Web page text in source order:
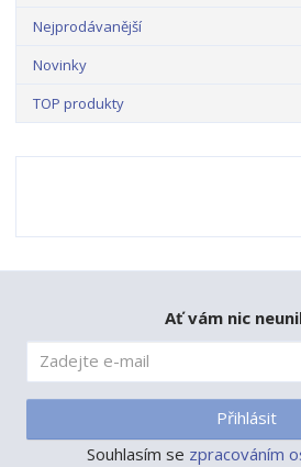
Nejprodávanější
Novinky
TOP produkty
Ať vám nic
Přihlásit
Souhlasím se zpracováním